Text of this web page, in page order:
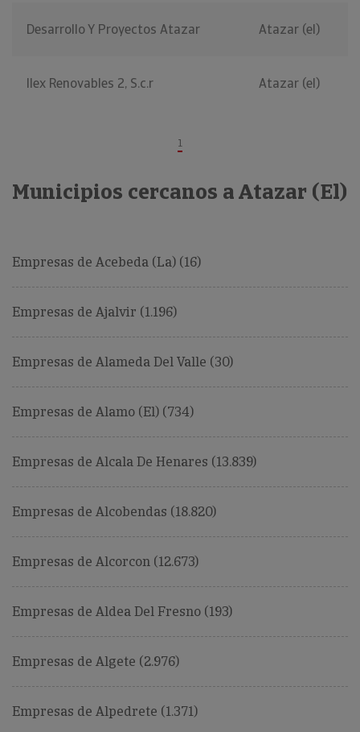
Desarrollo Y Proyectos Atazar Atazar (el)
Ilex Renovables 2, S.c.r Atazar (el)
1
Municipios cercanos a Atazar (El)
Empresas de Acebeda (La) (16)
Empresas de Ajalvir (1.196)
Empresas de Alameda Del Valle (30)
Empresas de Alamo (El) (734)
Empresas de Alcala De Henares (13.839)
Empresas de Alcobendas (18.820)
Empresas de Alcorcon (12.673)
Empresas de Aldea Del Fresno (193)
Empresas de Algete (2.976)
Empresas de Alpedrete (1.371)